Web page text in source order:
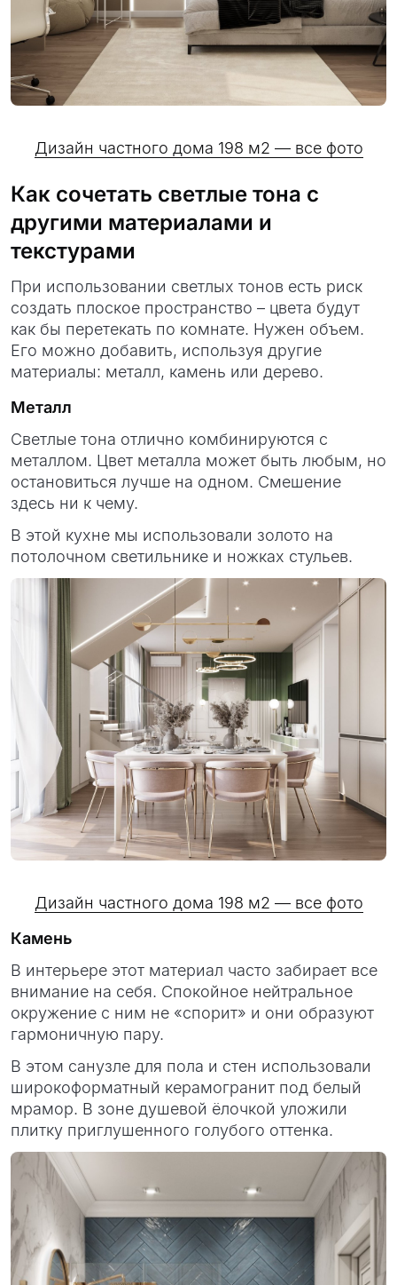
Дизайн частного дома 198 м2 — все фото
Как сочетать светлые тона с
другими материалами и
текстурами
При использовании светлых тонов есть риск
создать плоское пространство – цвета будут
как бы перетекать по комнате. Нужен объем.
Его можно добавить, используя другие
материалы: металл, камень или дерево.
Металл
Светлые тона отлично комбинируются с
металлом. Цвет металла может быть любым, но
остановиться лучше на одном. Смешение
здесь ни к чему.
В этой кухне мы использовали золото на
потолочном светильнике и ножках стульев.
Дизайн частного дома 198 м2 — все фото
Камень
В интерьере этот материал часто забирает все
внимание на себя. Спокойное нейтральное
окружение с ним не «спорит» и они образуют
гармоничную пару.
В этом санузле для пола и стен использовали
широкоформатный керамогранит под белый
мрамор. В зоне душевой ёлочкой уложили
плитку приглушенного голубого оттенка.